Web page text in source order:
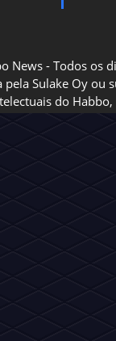
News - Todos os
Sulake Oy ou
do